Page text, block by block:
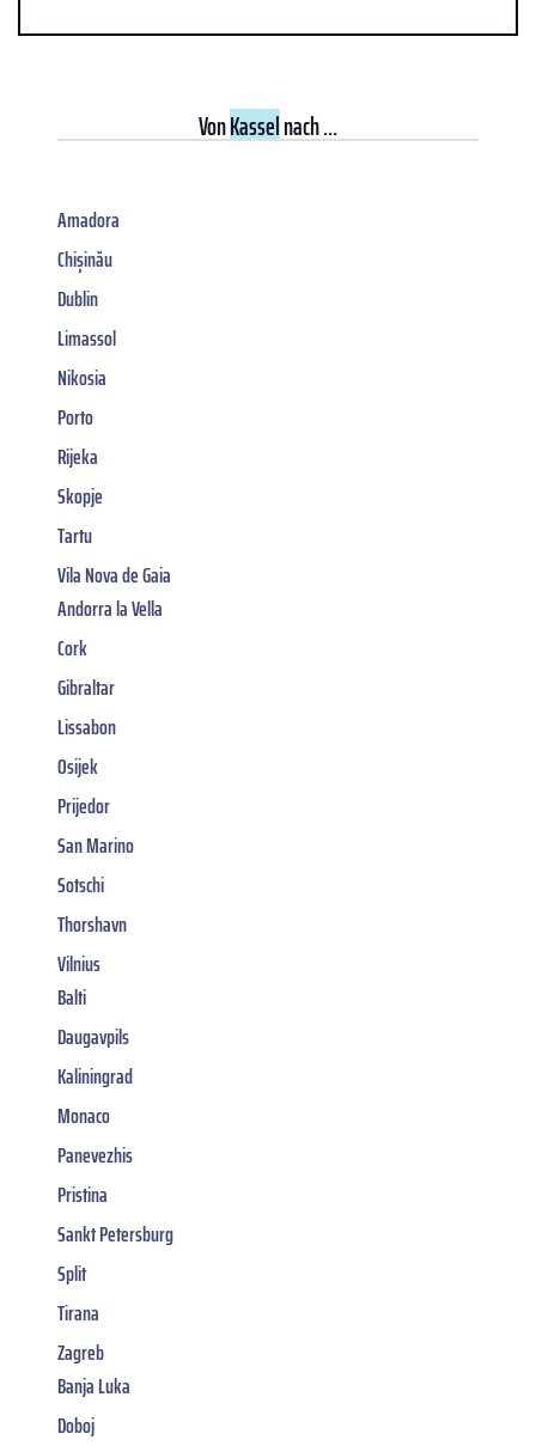
VonKasselnach ...
Amadora
Chișinău
Dublin
Limassol
Nikosia
Porto
Rijeka
Skopje
Tartu
Vila Nova de Gaia
Andorra la Vella
Cork
Gibraltar
Lissabon
Osijek
Prijedor
San Marino
Sotschi
Thorshavn
Vilnius
Balti
Daugavpils
Kaliningrad
Monaco
Panevezhis
Pristina
Sankt Petersburg
Split
Tirana
Zagreb
Banja Luka
Doboj